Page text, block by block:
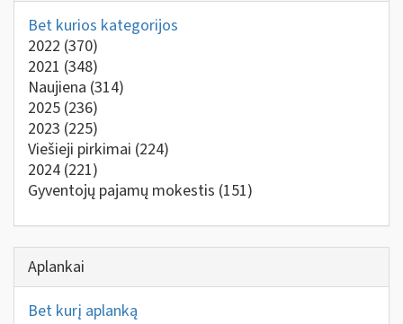
Bet kurios kategorijos
2022 (370)
2021 (348)
Naujiena (314)
2025 (236)
2023 (225)
Viešieji pirkimai (224)
2024 (221)
Gyventojų pajamų mokestis (151)
Aplankai
Bet kurį aplanką